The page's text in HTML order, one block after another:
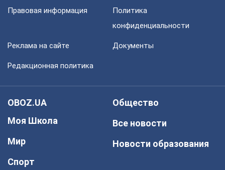
Правовая информация
Политика
конфиденциальности
Реклама на сайте Документы
Редакционная политика
OBOZ.UA
Моя Школа
Мир
Спорт
Общество
Все новости
Новости образования